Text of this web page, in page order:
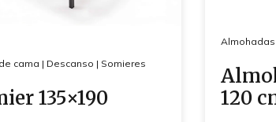
cama | Descanso | Somieres
135×190
Almohadas
120